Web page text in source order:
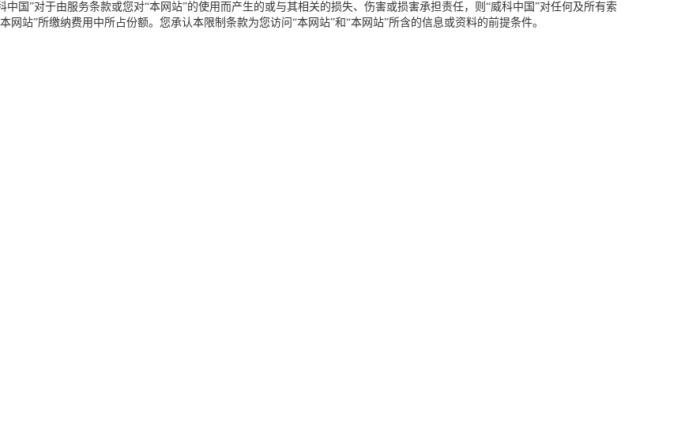
国”对于由服务条款或您对“本网站”的使用而产生的或与其相关的损失、伤害或损害承担责任，则“威科中国”对任何及所有索
站”所缴纳费用中所占份额。您承认本限制条款为您访问“本网站”和“本网站”所含的信息或资料的前提条件。